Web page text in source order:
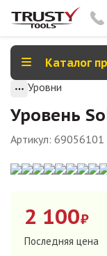
Каталог
Уровни
Уровень
Артикул: 69056101
2 100₽
Последняя цена